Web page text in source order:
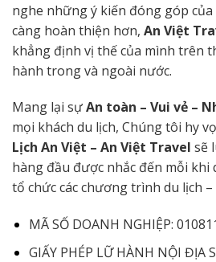
nghe những ý kiến đóng góp
càng hoàn thiện hơn, An Việt
khẳng định vị thế của mình trên
hành trong và ngoài nước.
Mang lại sựAn toàn – Vui vẻ –
mọi khách du lịch, Chúng tôi hy
Lịch An Việt – An Việt Travel sẽ
hàng đầu được nhắc đến mỗi khi
tổ chức các chương trình du lịch –
MÃ SỐ DOANH NGHIỆP:
GIẤY PHÉP LỮ HÀNH NỘI ĐỊA